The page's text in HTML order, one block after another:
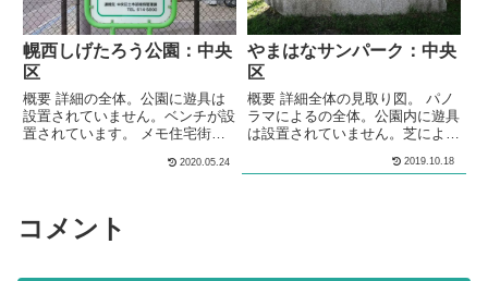
側）コンビネーション遊具が設置
されています。スプリング遊具が
設置されています。回転遊具が設
置されています...
メモ住宅街の中にある、公園で
す。水飲み場が設けられていま
す。コンビネーション遊具が設置
されています。 ...
幌西しげたろう公園：中央
区
概要 詳細の全体。公園に遊具は
設置されていません。ベンチが設
置されています。 メモ住宅街の
園に遊具は設置されていません。
所札幌市中央区南１４条西１７丁
目１管理問い合わせ
2020.05.24
やまはなサンパーク：中央
区
概要 詳細全体の見取り図。 パノ
ラマによるの全体。公園内に遊具
は設置されていません。芝による
られています。水飲み場が設けら
2019.10.18
コメント